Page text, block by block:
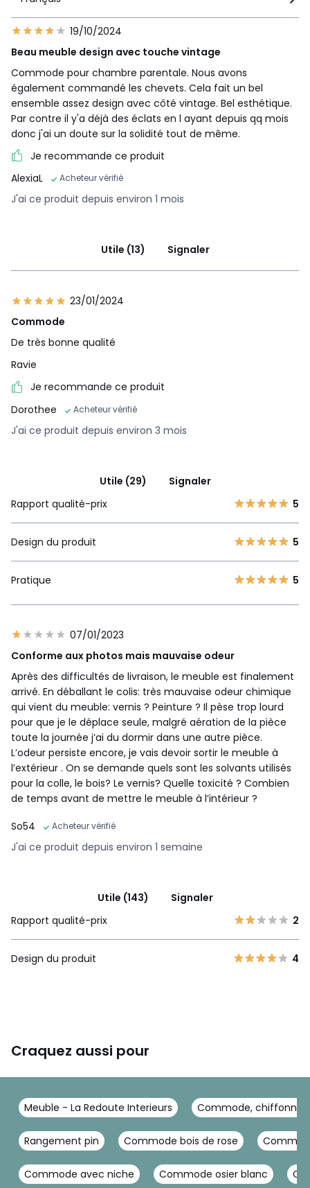
19/10/2024
Beau meuble design avec touche vintage
Commode pour chambre parentale. Nous avons
également commandé les chevets. Cela fait un bel
ensemble assez design avec côté vintage. Bel esthétique.
Par contre il y'a déjà des éclats en l ayant depuis qq mois
donc j'ai un doute sur la solidité tout de même.
Je recommande ce produit
AlexiaL
Acheteur vérifié
J'ai ce produit depuis environ 1 mois
Utile (13) Signaler
23/01/2024
Commode
De très bonne qualité
Ravie
Je recommande ce produit
Dorothee
Acheteur vérifié
J'ai ce produit depuis environ 3 mois
Utile (29)
Signaler
Rapport qualité-prix
5
Design du produit 5
Pratique 5
07/01/2023
Conforme aux photos mais mauvaise odeur
Après des difficultés de livraison, le meuble est finalement
arrivé. En déballant le colis: très mauvaise odeur chimique
qui vient du meuble: vernis ? Peinture ? Il pèse trop lourd
pour que je le déplace seule, malgré aération de la pièce
toute la journée j’ai du dormir dans une autre pièce.
L’odeur persiste encore, je vais devoir sortir le meuble à
l’extérieur . On se demande quels sont les solvants utilisés
pour la colle, le bois? Le vernis? Quelle toxicité ? Combien
de temps avant de mettre le meuble à l’intérieur ?
So54
Acheteur vérifié
J'ai ce produit depuis environ 1 semaine
Utile (143)
Signaler
Rapport qualité-prix
2
Design du produit 4
Craquez aussi pour
Meuble - La Redoute Interieurs Commode,
Rangement pin Commode bois de rose
Commode avec niche Commode osier blanc